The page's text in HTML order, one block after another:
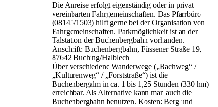
Die Anreise erfolgt eigenständig oder in privat
vereinbarten Fahrgemeinschaften. Das Pfarrbüro
(08145/1503) hilft gerne bei der Organisation von
Fahrgemeinschaften. Parkmöglichkeit ist an der
Talstation der Buchenbergbahn vorhanden.
Anschrift: Buchenbergbahn, Füssener Straße 19,
87642 Buching/Halblech
Über verschiedene Wanderwege („Bachweg“ /
„Kulturenweg“ / „Forststraße“) ist die
Buchenbergalm in ca. 1 bis 1,25 Stunden (330 hm)
erreichbar. Als Alternative kann man auch die
Buchenbergbahn benutzen. Kosten: Berg und